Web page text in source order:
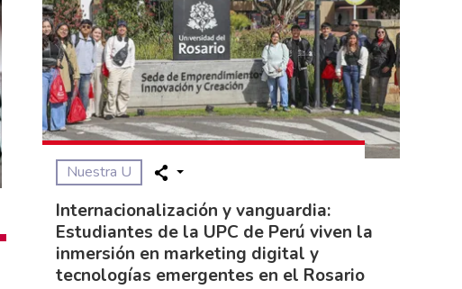
Nuestra U
Internacionalización y vanguardia:
Estudiantes de la UPC de Perú viven la
inmersión en marketing digital y
tecnologías emergentes en el Rosario